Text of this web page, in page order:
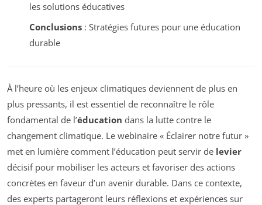
les solutions éducatives
Conclusions: Stratégies futures pour une éducation
durable
À l’heure où les enjeux climatiques deviennent de plus en
plus pressants, il est essentiel de reconnaître le rôle
fondamental de l’éducation dans la lutte contre le
changement climatique. Le webinaire « Éclairer notre futur »
met en lumière comment l’éducation peut servir de levier
décisif pour mobiliser les acteurs et favoriser des actions
concrètes en faveur d’un avenir durable. Dans ce contexte,
des experts partageront leurs réflexions et expériences sur